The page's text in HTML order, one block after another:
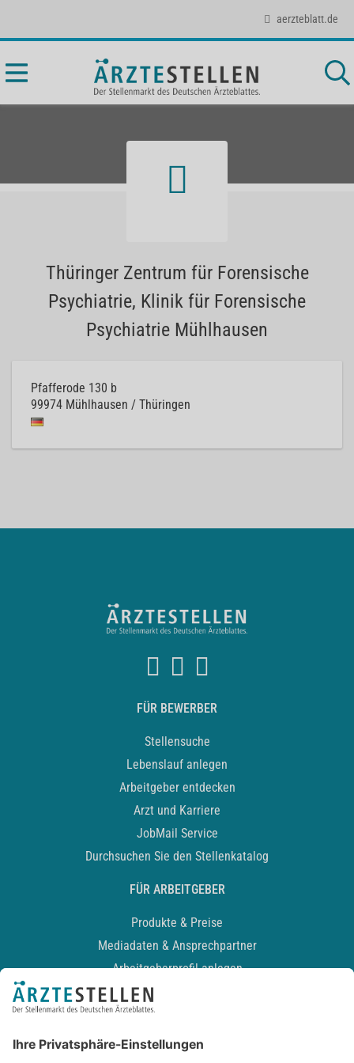
aerzteblatt.de
Thüringer Zentrum für Forensische
Psychiatrie, Klinik für Forensische
Psychiatrie Mühlhausen
Pfafferode 130 b
99974 Mühlhausen / Thüringen
FÜR BEWERBER
Stellensuche
Lebenslauf anlegen
Arbeitgeber entdecken
Arzt und Karriere
JobMail Service
Durchsuchen Sie den Stellenkatalog
FÜR ARBEITGEBER
Produkte & Preise
Mediadaten & Ansprechpartner
Arbeitgeberprofil anlegen
Recruiting-Podcast